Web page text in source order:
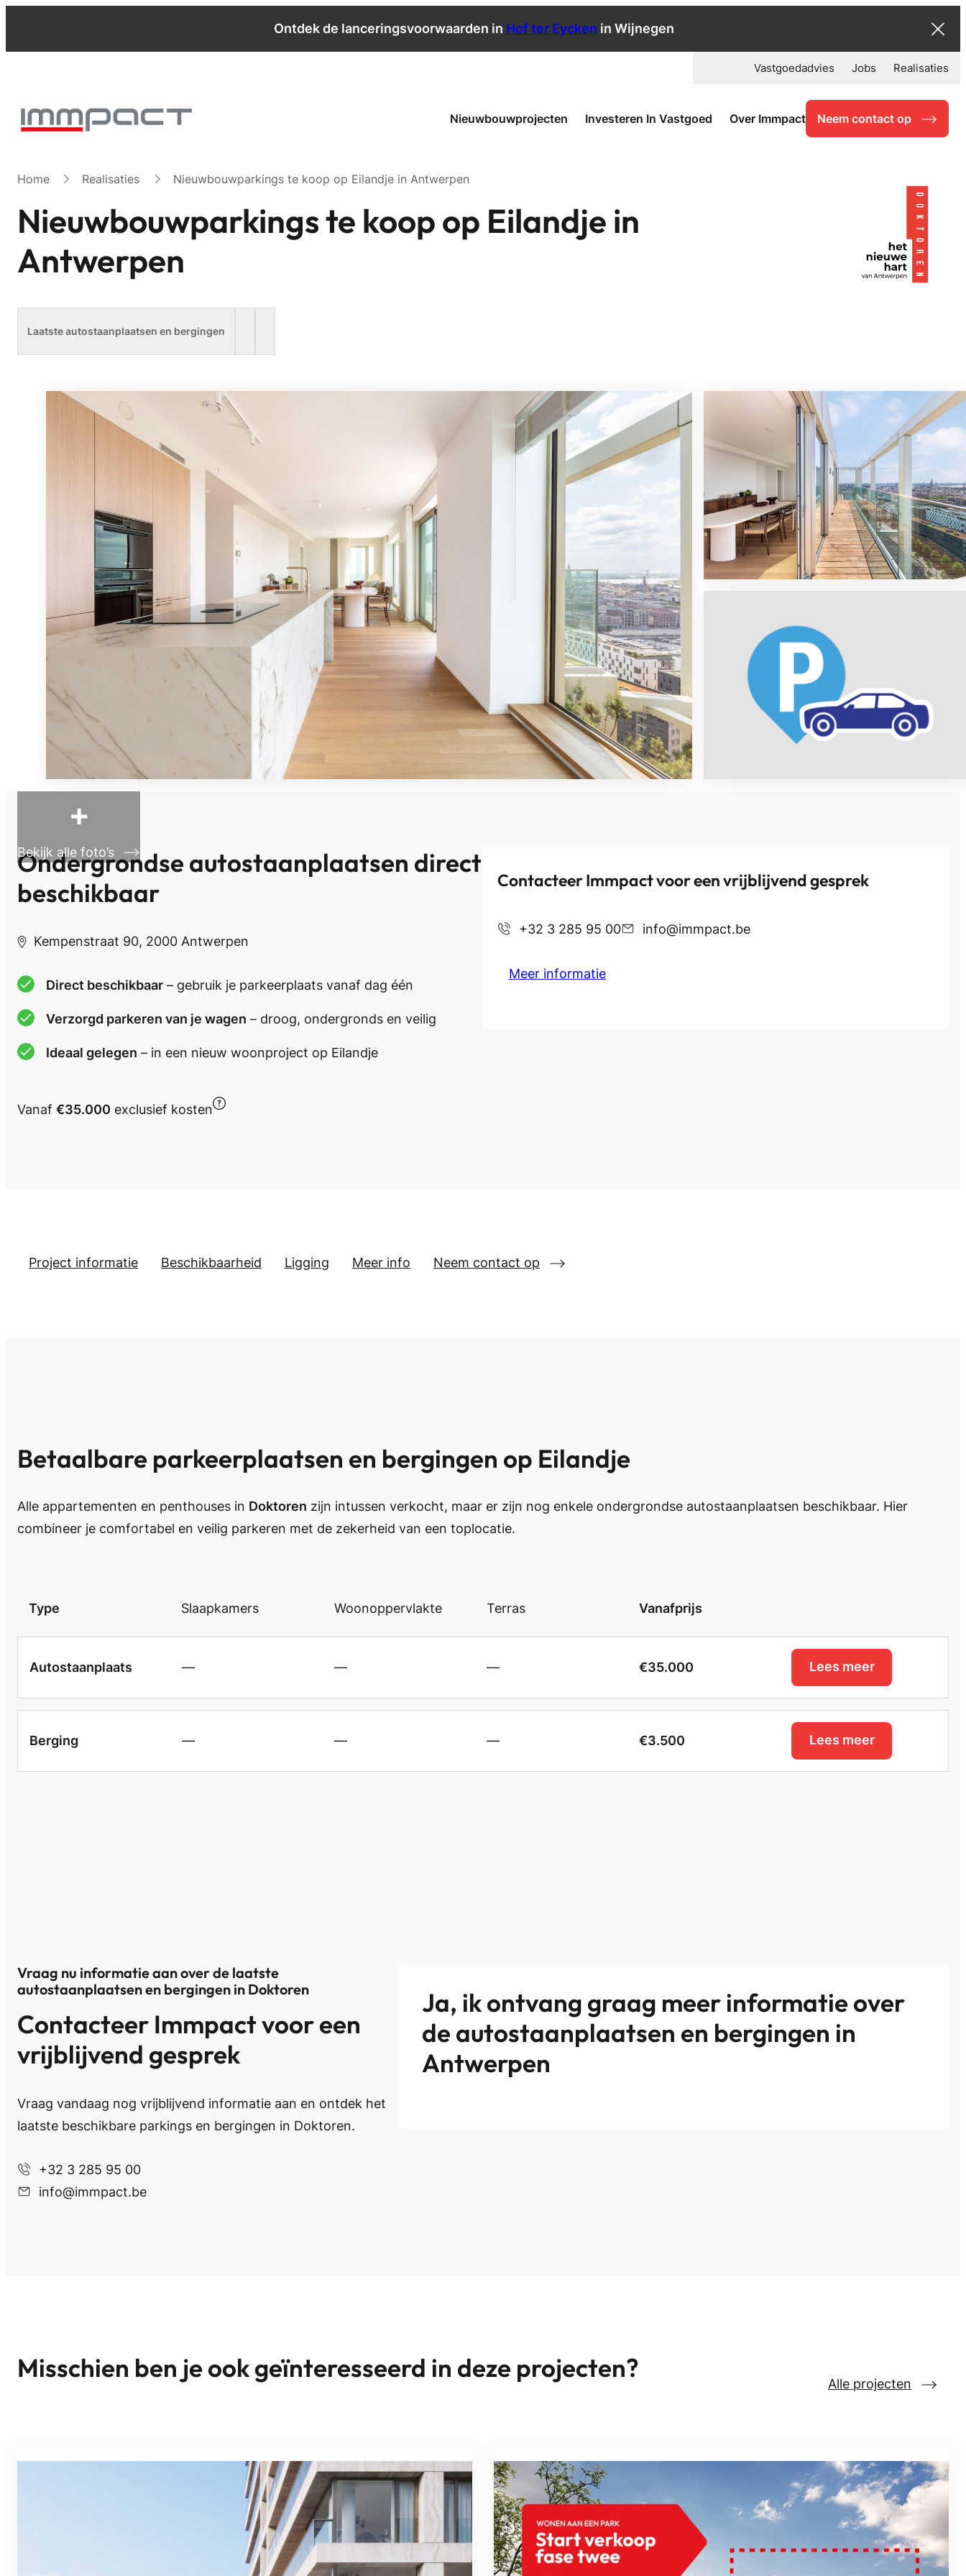
Ontdek de lanceringsvoorwaarden in Hof ter Eycken in Wijnegen
Vastgoedadvies Jobs Realisaties
Nieuwbouwprojecten Investeren In Vastgoed Over Immpact Neem contact op
Home Realisaties Nieuwbouwparkings te koop op Eilandje in Antwerpen
Nieuwbouwparkings te koop op Eilandje in
Antwerpen
Laatste autostaanplaatsen en bergingen
+
Bekijk alle foto’s
Ondergrondse autostaanplaatsen direct
beschikbaar
Kempenstraat 90, 2000 Antwerpen
Direct beschikbaar – gebruik je parkeerplaats vanaf dag één
Verzorgd parkeren van je wagen – droog, ondergronds en veilig
Ideaal gelegen – in een nieuw woonproject op Eilandje
Vanaf €35.000 exclusief kosten
Contacteer Immpact voor een vrijblijvend gesprek
+32 3 285 95 00 info@immpact.be
Meer informatie
Project informatie Beschikbaarheid Ligging Meer info Neem contact op
Betaalbare parkeerplaatsen en bergingen op Eilandje
Alle appartementen en penthouses in Doktoren zijn intussen verkocht, maar er zijn nog enkele ondergrondse autostaanplaatsen beschikbaar. Hier
combineer je comfortabel en veilig parkeren met de zekerheid van een toplocatie.
Type Slaapkamers Woonoppervlakte Terras Vanafprijs
Autostaanplaats — — — €35.000 Lees meer
Berging — — — €3.500 Lees meer
Vraag nu informatie aan over de laatste
autostaanplaatsen en bergingen in Doktoren
Contacteer Immpact voor een
vrijblijvend gesprek
Vraag vandaag nog vrijblijvend informatie aan en ontdek het
laatste beschikbare parkings en bergingen in Doktoren.
+32 3 285 95 00
info@immpact.be
Ja, ik ontvang graag meer informatie over
de autostaanplaatsen en bergingen in
Antwerpen
Misschien ben je ook geïnteresseerd in deze projecten?
Alle projecten